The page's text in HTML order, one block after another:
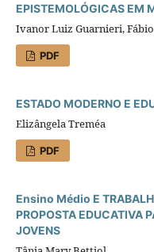
EPISTEMOLÓGICAS EM
Ivanor Luiz Guarnieri,
PDF
ESTADO MODERNO E
Elizângela Treméa
PDF
Ensino Médio E
PROPOSTA EDUCATIVA
JOVENS